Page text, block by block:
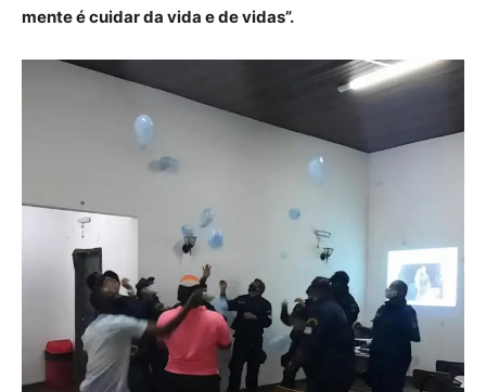
mente é cuidar da vida e de vidas”.